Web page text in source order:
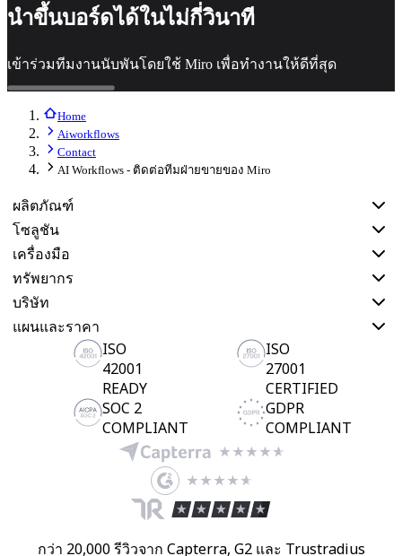
สำรวจ Miroverse
เวิร์กชอป
การระดมสมอง
การแมปแนวคิด
เวิร์คชอปการออกแบบ
การวางแผนและการส่งมอบ
การวางแผนเป้าหมาย
การออกแบบองค์กร
โซลูชัน
ตามกลุ่มธุรกิจ
Enterprise
ธุรกิจขนาดเล็ก
สตาร์ทอัพ
นำขึ้นบอร์ดได้ในไม่กี่วินาที
เข้าร่วมทีมงานนับพันโดยใช้ Miro เพื่อทำงานให้ดีที่สุด
Home
Aiworkflows
Contact
AI Workflows - ติดต่อทีมฝ่ายขายของ Miro
ผลิตภัณฑ์
โซลูชัน
เครื่องมือ
ทรัพยากร
บริษัท
แผนและราคา
ISO
42001
READY
ISO
27001
CERTIFIED
SOC 2
COMPLIANT
GDPR
COMPLIANT
กว่า 20,000 รีวิวจาก Capterra, G2 และ Trustradius